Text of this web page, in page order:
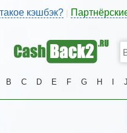
кэшбэк?
B C D E F G H